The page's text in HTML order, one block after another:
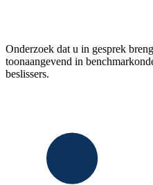
Onderzoek dat u in gesprek
toonaangevend in
beslissers.